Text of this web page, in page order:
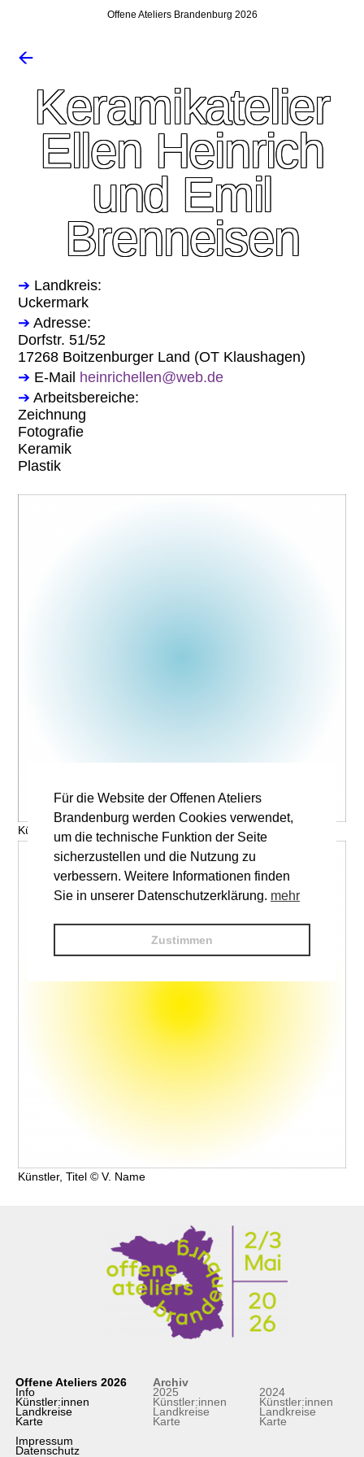
Offene Ateliers Brandenburg 2026
🡨
Keramikatelier
Ellen Heinrich
und Emil
Brenneisen
➔ Landkreis:
Uckermark
➔ Adresse:
Dorfstr. 51/52
17268 Boitzenburger Land (OT Klaushagen)
➔ E-Mail heinrichellen@web.de
➔ Arbeitsbereiche:
Zeichnung
Fotografie
Keramik
Plastik
Künstler, Titel © V. Name
Künstler, Titel © V. Name
Offene Ateliers 2026
Info
Künstler:innen
Landkreise
Karte
Impressum
Datenschutz
Archiv
2025
Künstler:innen
Landkreise
Karte
2024
Künstler:innen
Landkreise
Karte
Für die Website der Offenen Ateliers
Brandenburg werden Cookies verwendet,
um die technische Funktion der Seite
sicherzustellen und die Nutzung zu
verbessern. Weitere Informationen finden
Sie in unserer Datenschutzerklärung. mehr
Zustimmen